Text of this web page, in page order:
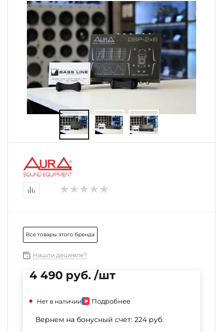
Все товары этого бренда
Нашли дешевле?
4 490 руб. /шт
Нет в наличии Подробнее
Вернем на бонусный счет: 224 руб.